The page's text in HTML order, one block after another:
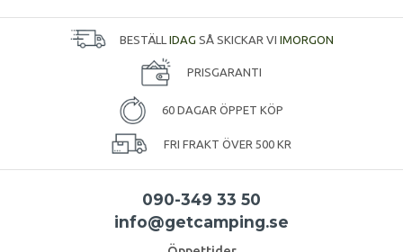
BESTÄLL IDAG SÅ SKICKAR VI IMORGON
PRISGARANTI
60 DAGAR ÖPPET KÖP
FRI FRAKT ÖVER 500 KR
090-349 33 50
info@getcamping.se